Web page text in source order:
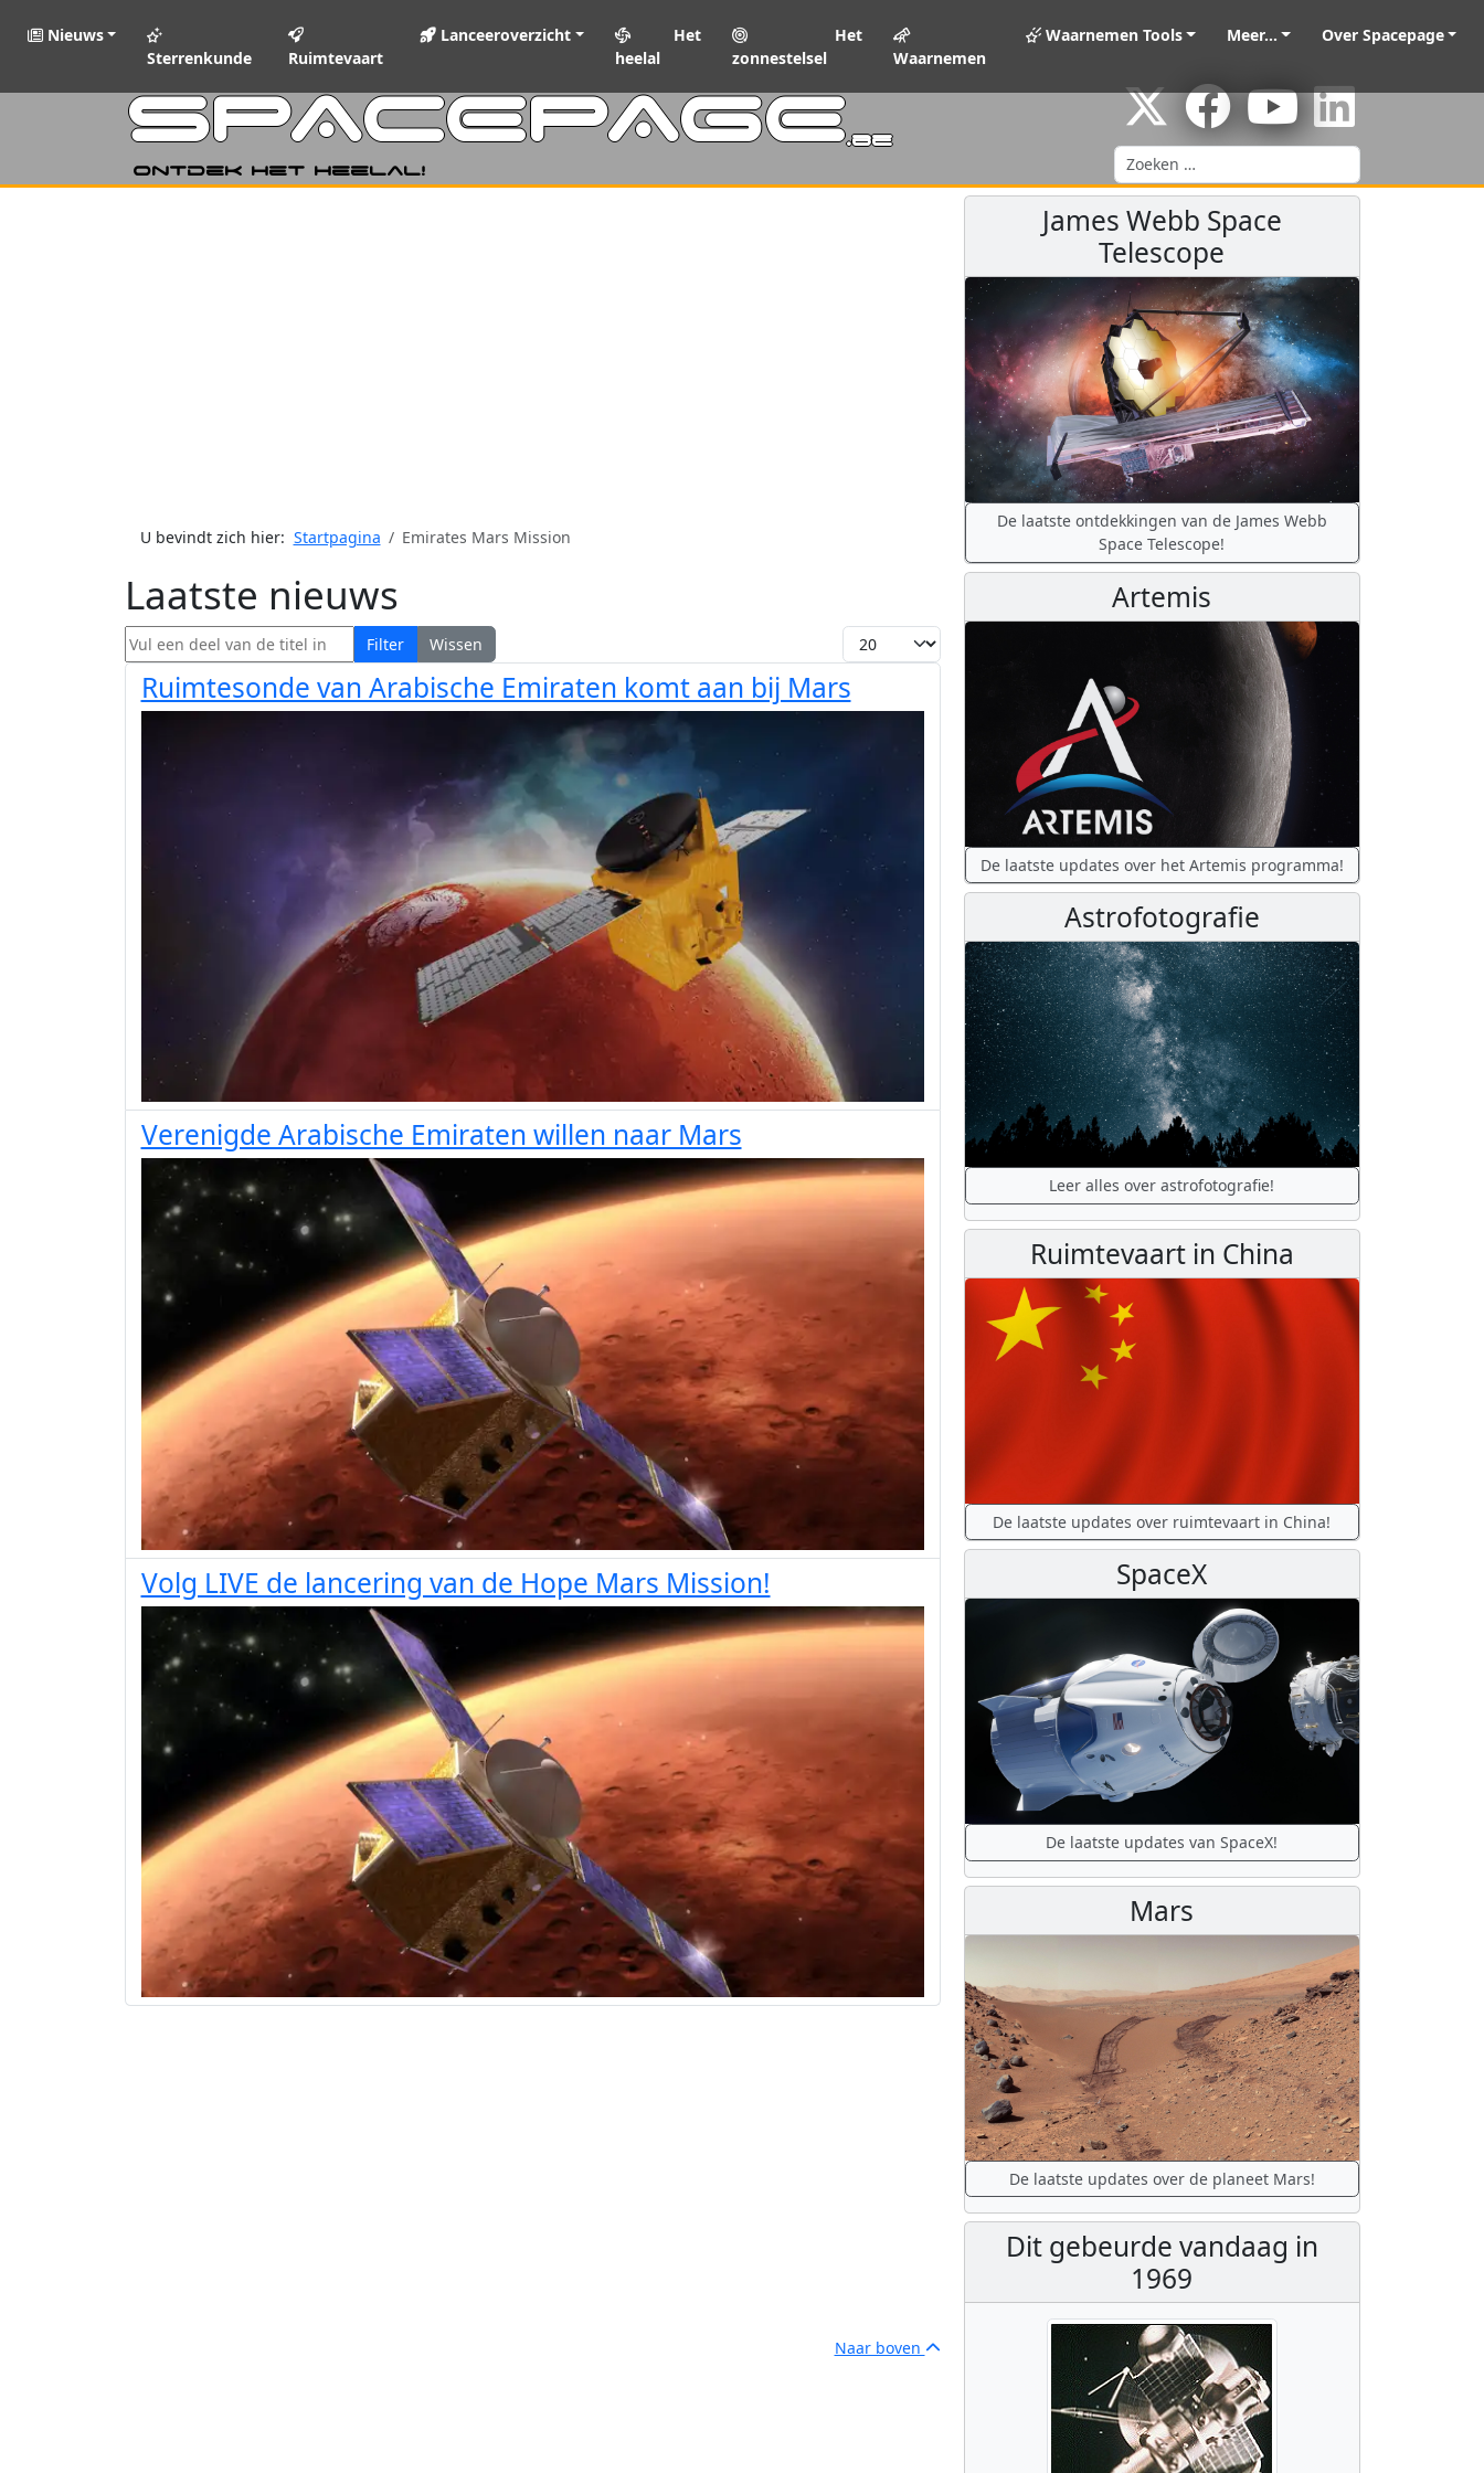
Nieuws
Sterrenkunde
Ruimtevaart
Lanceeroverzicht
Het
heelal
Het
zonnestelsel
Waarnemen
Waarnemen Tools Meer... Over Spacepage
SPACEPAGE.be
Ontdek het heelal!
Zoeken
U bevindt zich hier: Startpagina Emirates Mars Mission
Laatste nieuws
Vul een deel van de titel in Filter Wissen Toon #
Ruimtesonde van Arabische Emiraten komt aan bij Mars
Verenigde Arabische Emiraten willen naar Mars
Volg LIVE de lancering van de Hope Mars Mission!
Naar boven
James Webb Space
Telescope
De laatste ontdekkingen van de James Webb
Space Telescope!
Artemis
De laatste updates over het Artemis programma!
Astrofotografie
Leer alles over astrofotografie!
Ruimtevaart in China
De laatste updates over ruimtevaart in China!
SpaceX
De laatste updates van SpaceX!
Mars
De laatste updates over de planeet Mars!
Dit gebeurde vandaag in
1969